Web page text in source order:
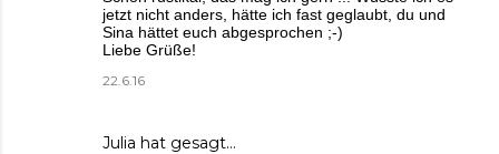
jetzt nicht anders, hätte ich fast geglaubt, du und
Sina hättet euch abgesprochen ;-)
Liebe Grüße!
22.6.16
Julia hat gesagt…